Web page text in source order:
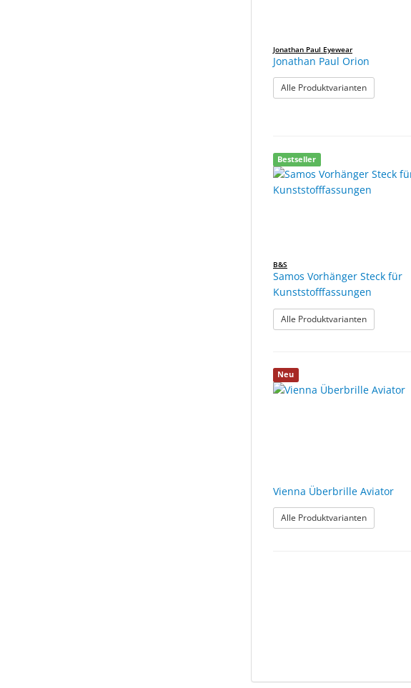
Jonathan Paul Eyewear
Jonathan Paul Orion
Alle Produktvarianten: Jonathan
Bestseller
B&S
Samos Vorhänger Steck für
Kunststofffassungen
Alle Produktvarianten: Samos
Neu
Vienna Überbrille Aviator
Alle Produktvarianten: Vienna